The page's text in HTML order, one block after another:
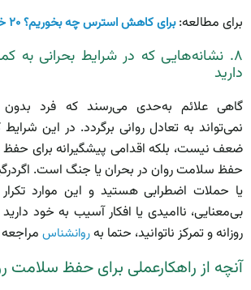
برای مطالعه:برای کاهش استرس چه بخوریم؟ ۲۰ خوراکی ضد استرس
۸. نشانه‌هایی که در شرایط بحرانی به
دارید
گاهی علائم به‌حدی می‌رسند که فرد
نمی‌تواند به تعادل روانی برگردد. در این
ضعف نیست، بلکه اقدامی پیشگیرانه برای حفظ
حفظ سلامت روان در بحران یا جنگ است.
یا حملات اضطرابی هستید و این موارد
بی‌معنایی، ناامیدی یا افکار آسیب به خود دارید
روزانه و تمرکز ناتوانید، حتما بهروانشناس
آنچه از راهکارعملی برای حفظ سلامت